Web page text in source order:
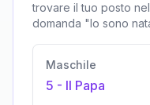
trovare il tuo posto
domanda "Io sono
Maschile
5 - Il Papa